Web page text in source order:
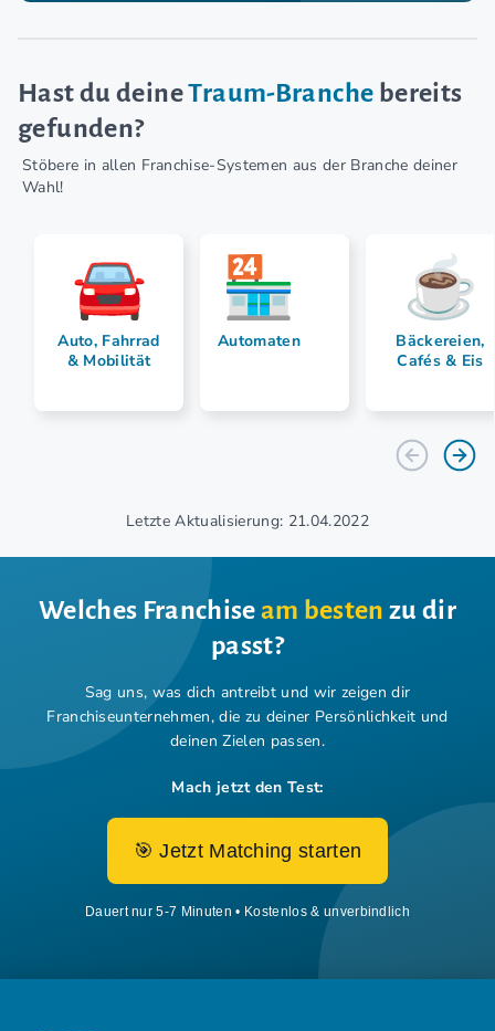
Hast du deineTraum-Branche bereits
gefunden?
Stöbere in allen Franchise-Systemen aus der Branche deiner
Wahl!
Auto, Fahrrad
& Mobilität
Automaten
Bäckereien,
Cafés & Eis
Letzte Aktualisierung: 21.04.2022
Welches Franchiseam besten zu dir
passt?
Sag uns, was dich antreibt und wir zeigen dir
Franchiseunternehmen, die zu deiner Persönlichkeit und
deinen Zielen passen.
Mach jetzt den Test:
🎯 Jetzt Matching starten
Dauert nur 5-7 Minuten • Kostenlos & unverbindlich